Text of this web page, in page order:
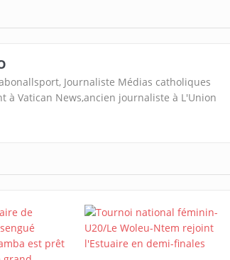
Journaliste Médias catholiques
à Vatican News,ancien journaliste à L'Union